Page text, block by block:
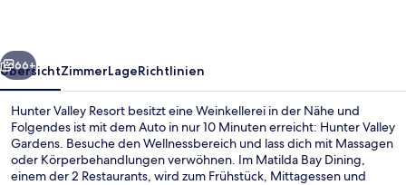
Weiter
66+
ÜbersichtZimmerLageRichtlinien
Hunter Valley Resort besitzt eine Weinkellerei in der Nähe und
Folgendes ist mit dem Auto in nur 10 Minuten erreicht: Hunter Valley
Gardens. Besuche den Wellnessbereich und lass dich mit Massagen
oder Körperbehandlungen verwöhnen. Im Matilda Bay Dining,
einem der 2 Restaurants, wird zum Frühstück, Mittagessen und